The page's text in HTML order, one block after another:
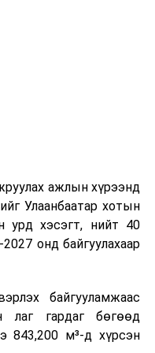
хангах зэрэг
хөтөлбөрт тусгажээ.
асуулт-хариулт,
ажиллах дасгал,
дадлага зэрэг
зохион байгуулж
ажлын хүрээнд
Улаанбаатар хотын
урд хэсэгт, нийт 40
онд байгуулахаар
байгууламжаас
лаг гардаг бөгөөд
843,200 м³-д хүрсэн